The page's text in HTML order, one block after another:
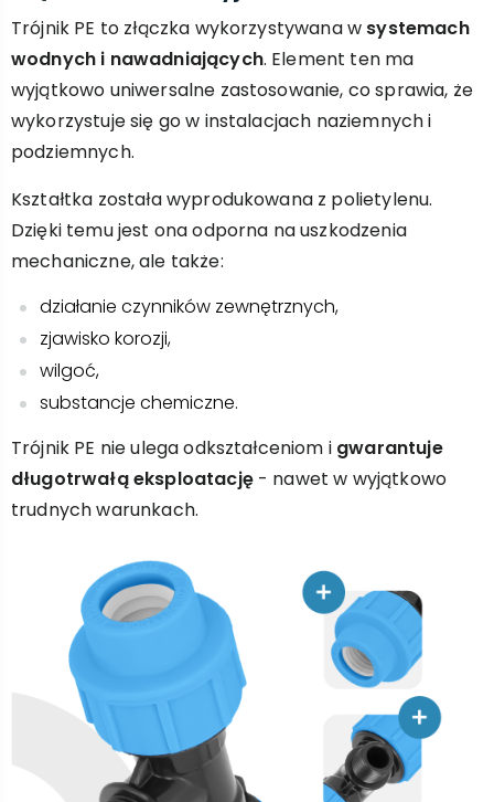
Trójnik PE to złączka wykorzystywana w systemach
wodnych i nawadniających. Element ten ma
wyjątkowo uniwersalne zastosowanie, co sprawia, że
wykorzystuje się go w instalacjach naziemnych i
podziemnych.
Kształtka została wyprodukowana z polietylenu.
Dzięki temu jest ona odporna na uszkodzenia
mechaniczne, ale także:
działanie czynników zewnętrznych,
zjawisko korozji,
wilgoć,
substancje chemiczne.
Trójnik PE nie ulega odkształceniom i gwarantuje
długotrwałą eksploatację- nawet w wyjątkowo
trudnych warunkach.